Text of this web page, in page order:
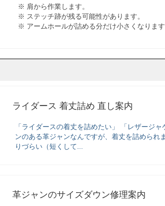
※ 肩から作業します。
※ ステッチ跡が残る可能性があります。
※ アームホールが詰める分だけ小さくなります
ライダース 着丈詰め 直し案内
「ライダースの着丈を詰めたい」 「レザージ
ンのある革ジャンなんですが、着丈を詰めら
りづらい（短くして...
革ジャンのサイズダウン修理案内